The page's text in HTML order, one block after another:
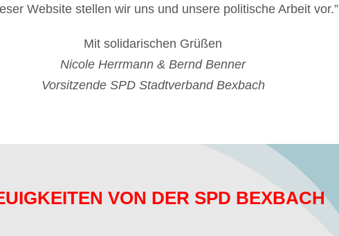
Website stellen wir uns und unsere politische Arbeit vor.”
Mit solidarischen Grüßen
Nicole Herrmann & Bernd Benner
Vorsitzende SPD Stadtverband Bexbach
VON DER SPD BEXBACH